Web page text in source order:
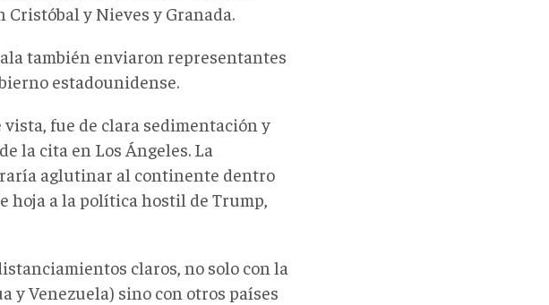
Cristóbal y Nieves y Granada.
también enviaron representantes
estadounidense.
fue de clara sedimentación y
la cita en Los Ángeles. La
aglutinar al continente dentro
hoja a la política hostil de Trump,
claros, no solo con la
y Venezuela) sino con otros países